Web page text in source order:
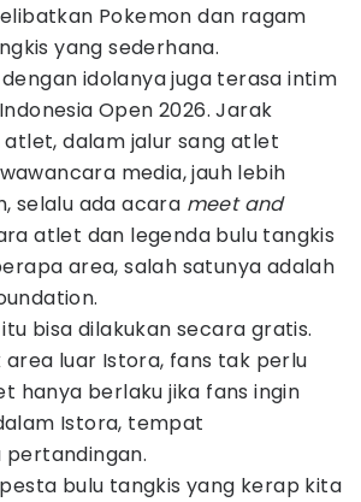
Pokemon dan ragam
yang sederhana.
idolanya juga terasa intim
Open 2026. Jarak
dalam jalur sang atlet
media, jauh lebih
selalu ada acara meet and
atlet dan legenda bulu tangkis
area, salah satunya adalah
bisa dilakukan secara gratis.
area luar Istora, fans tak perlu
hanya berlaku jika fans ingin
Istora, tempat
pertandingan.
bulu tangkis yang kerap kita